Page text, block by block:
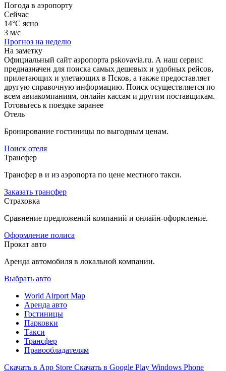
Погода в аэропорту
Сейчас
14°C ясно
3 м/с
Прогноз на неделю
На заметку
Официальный сайт аэропорта pskovavia.ru. А наш сервис
предназначен для поиска самых дешевых и удобных рейсов,
прилетающих и улетающих в Псков, а также предоставляет
другую справочную информацию. Поиск осуществляется по
всем авиакомпаниям, онлайн кассам и другим поставщикам.
Готовьтесь к поездке заранее
Отель
Бронирование гостиницы по выгодным ценам.
Поиск отеля
Трансфер
Трансфер в и из аэропорта по цене местного такси.
Заказать трансфер
Страховка
Сравнение предложений компаний и онлайн-оформление.
Оформление полиса
Прокат авто
Аренда автомобиля в локальной компании.
Выбрать авто
World Airport Map
Аренда авто
Гостиницы
Парковки
Такси
Трансфер
Правообладателям
Скачать в App Store Скачать в Google Play Windows Phone